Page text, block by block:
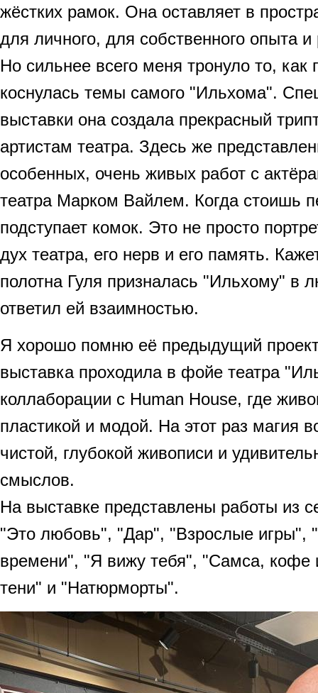
жёстких рамок. Она оставляет в
для личного, для собственного опыта
Но сильнее всего меня тронуло то, как
коснулась темы самого "Ильхома".
выставки она создала прекрасный
артистам театра. Здесь же
особенных, очень живых работ с
театра Марком Вайлем. Когда стоишь
подступает комок. Это не просто
дух театра, его нерв и его память.
полотна Гуля призналась "Ильхому" в
ответил ей взаимностью.
Я хорошо помню её предыдущий
выставка проходила в фойе театра
коллаборации с Human House, где
пластикой и модой. На этот раз магия
чистой, глубокой живописи и
смыслов.
На выставке представлены работы из
"Это любовь", "Дар", "Взрослые игры",
времени", "Я вижу тебя", "Самса, кофе
тени" и "Натюрморты".